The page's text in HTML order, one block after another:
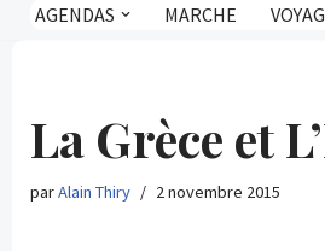
AGENDAS MARCHE
La Grèce et
parAlain Thiry 2 novembre 2015